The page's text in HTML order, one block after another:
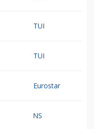
TUI
TUI
Eurostar
NS